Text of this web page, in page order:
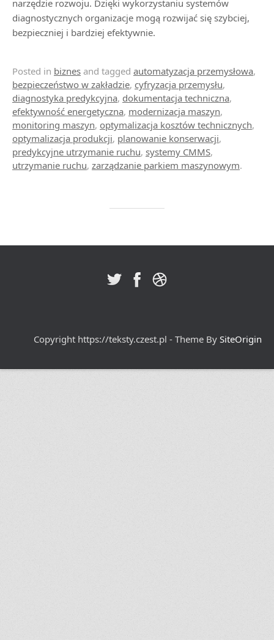
narzędzie rozwoju. Dzięki wykorzystaniu systemów
diagnostycznych organizacje mogą rozwijać się szybciej,
bezpieczniej i bardziej efektywnie.
Posted in biznes and tagged automatyzacja przemysłowa,
bezpieczeństwo w zakładzie, cyfryzacja przemysłu,
diagnostyka predykcyjna, dokumentacja techniczna,
efektywność energetyczna, modernizacja maszyn,
monitoring maszyn, optymalizacja kosztów technicznych,
optymalizacja produkcji, planowanie konserwacji,
predykcyjne utrzymanie ruchu, systemy CMMS,
utrzymanie ruchu, zarządzanie parkiem maszynowym.
Copyright https://teksty.czest.pl - Theme By SiteOrigin